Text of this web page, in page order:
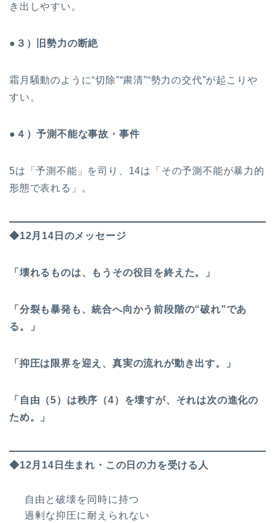
き出しやすい。
●３）旧勢力の断絶
霜月騒動のように“切除”“粛清”“勢力の交代”が起こりや
すい。
●４）予測不能な事故・事件
5は「予測不能」を司り、14は「その予測不能が暴力的
形態で表れる」。
◆12月14日のメッセージ
「壊れるものは、もうその役目を終えた。」
「分裂も暴発も、統合へ向かう前段階の“破れ”であ
る。」
「抑圧は限界を迎え、真実の流れが動き出す。」
「自由（5）は秩序（4）を壊すが、それは次の進化の
ため。」
◆12月14日生まれ・この日の力を受ける人
自由と破壊を同時に持つ
過剰な抑圧に耐えられない